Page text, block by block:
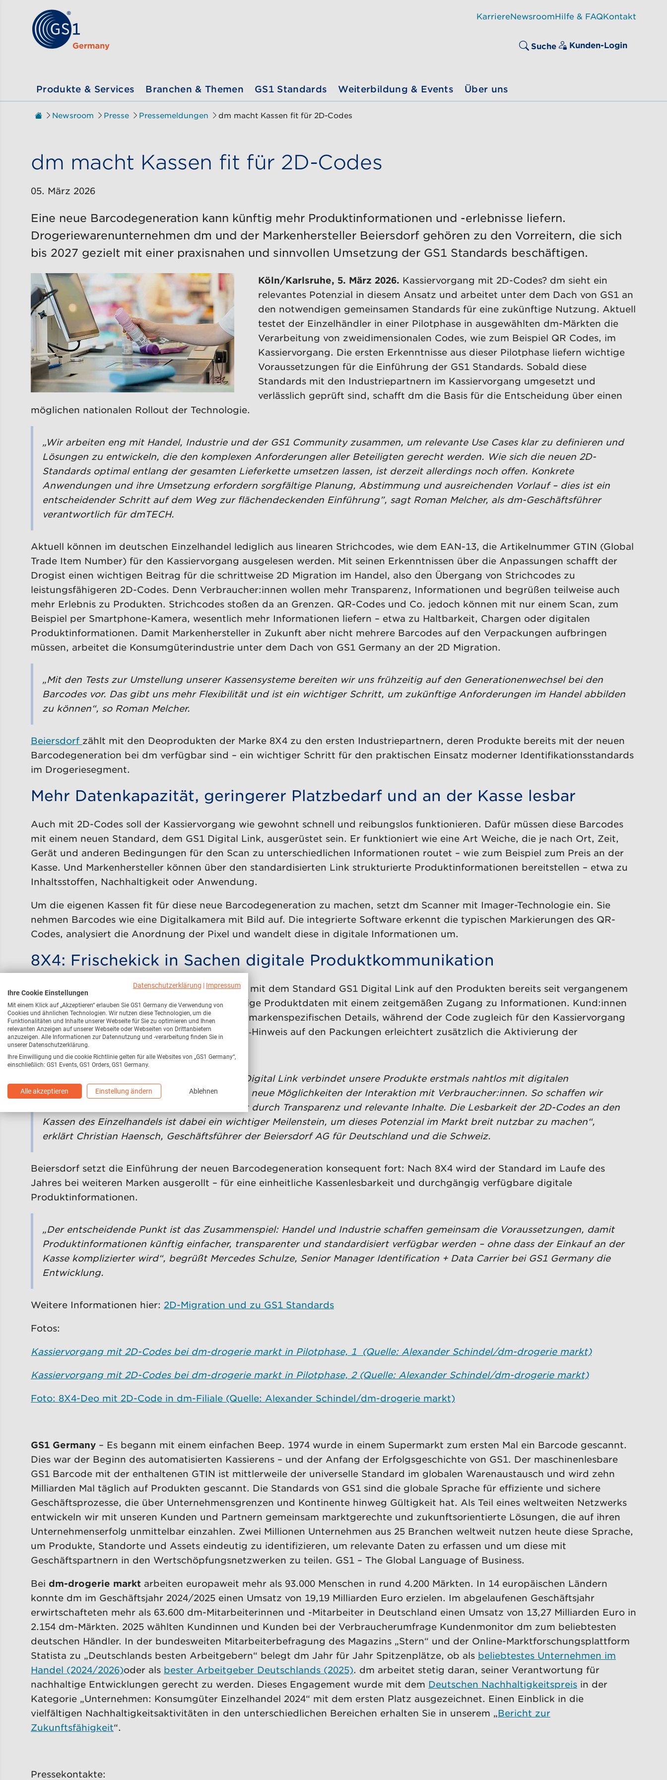
Zum Inhalt gehen
KarriereNewsroomHilfe & FAQKontakt
Suche Kunden-Login
Produkte & Services Branchen & Themen GS1 Standards Weiterbildung & Events Über uns
Sie sind hier:
Zur Startseite
Newsroom Presse Pressemeldungen dm macht Kassen fit für 2D-Codes
dm macht Kassen fit für 2D-Codes
05. März 2026
Eine neue Barcodegeneration kann künftig mehr Produktinformationen und -erlebnisse liefern.
Drogeriewarenunternehmen dm und der Markenhersteller Beiersdorf gehören zu den Vorreitern, die sich
bis 2027 gezielt mit einer praxisnahen und sinnvollen Umsetzung der GS1 Standards beschäftigen.
Köln/Karlsruhe, 5. März 2026. Kassiervorgang mit 2D-Codes? dm sieht ein
relevantes Potenzial in diesem Ansatz und arbeitet unter dem Dach von GS1 an
den notwendigen gemeinsamen Standards für eine zukünftige Nutzung. Aktuell
testet der Einzelhändler in einer Pilotphase in ausgewählten dm-Märkten die
Verarbeitung von zweidimensionalen Codes, wie zum Beispiel QR Codes, im
Kassiervorgang. Die ersten Erkenntnisse aus dieser Pilotphase liefern wichtige
Voraussetzungen für die Einführung der GS1 Standards. Sobald diese
Standards mit den Industriepartnern im Kassiervorgang umgesetzt und
verlässlich geprüft sind, schafft dm die Basis für die Entscheidung über einen
möglichen nationalen Rollout der Technologie.
„Wir arbeiten eng mit Handel, Industrie und der GS1 Community zusammen, um relevante Use Cases klar zu definieren und
Lösungen zu entwickeln, die den komplexen Anforderungen aller Beteiligten gerecht werden. Wie sich die neuen 2D-
Standards optimal entlang der gesamten Lieferkette umsetzen lassen, ist derzeit allerdings noch offen. Konkrete
Anwendungen und ihre Umsetzung erfordern sorgfältige Planung, Abstimmung und ausreichenden Vorlauf – dies ist ein
entscheidender Schritt auf dem Weg zur flächendeckenden Einführung”, sagt Roman Melcher, als dm-Geschäftsführer
verantwortlich für dmTECH.
Aktuell können im deutschen Einzelhandel lediglich aus linearen Strichcodes, wie dem EAN-13, die Artikelnummer GTIN (Global
Trade Item Number) für den Kassiervorgang ausgelesen werden. Mit seinen Erkenntnissen über die Anpassungen schafft der
Drogist einen wichtigen Beitrag für die schrittweise 2D Migration im Handel, also den Übergang von Strichcodes zu
leistungsfähigeren 2D-Codes. Denn Verbraucher:innen wollen mehr Transparenz, Informationen und begrüßen teilweise auch
mehr Erlebnis zu Produkten. Strichcodes stoßen da an Grenzen. QR-Codes und Co. jedoch können mit nur einem Scan, zum
Beispiel per Smartphone-Kamera, wesentlich mehr Informationen liefern – etwa zu Haltbarkeit, Chargen oder digitalen
Produktinformationen. Damit Markenhersteller in Zukunft aber nicht mehrere Barcodes auf den Verpackungen aufbringen
müssen, arbeitet die Konsumgüterindustrie unter dem Dach von GS1 Germany an der 2D Migration.
„Mit den Tests zur Umstellung unserer Kassensysteme bereiten wir uns frühzeitig auf den Generationenwechsel bei den
Barcodes vor. Das gibt uns mehr Flexibilität und ist ein wichtiger Schritt, um zukünftige Anforderungen im Handel abbilden
zu können“, so Roman Melcher.
Beiersdorf zählt mit den Deoprodukten der Marke 8X4 zu den ersten Industriepartnern, deren Produkte bereits mit der neuen
Barcodegeneration bei dm verfügbar sind – ein wichtiger Schritt für den praktischen Einsatz moderner Identifikationsstandards
im Drogeriesegment.
Mehr Datenkapazität, geringerer Platzbedarf und an der Kasse lesbar
Auch mit 2D-Codes soll der Kassiervorgang wie gewohnt schnell und reibungslos funktionieren. Dafür müssen diese Barcodes
mit einem neuen Standard, dem GS1 Digital Link, ausgerüstet sein. Er funktioniert wie eine Art Weiche, die je nach Ort, Zeit,
Gerät und anderen Bedingungen für den Scan zu unterschiedlichen Informationen routet – wie zum Beispiel zum Preis an der
Kasse. Und Markenhersteller können über den standardisierten Link strukturierte Produktinformationen bereitstellen – etwa zu
Inhaltsstoffen, Nachhaltigkeit oder Anwendung.
Um die eigenen Kassen fit für diese neue Barcodegeneration zu machen, setzt dm Scanner mit Imager-Technologie ein. Sie
nehmen Barcodes wie eine Digitalkamera mit Bild auf. Die integrierte Software erkennt die typischen Markierungen des QR-
Codes, analysiert die Anordnung der Pixel und wandelt diese in digitale Informationen um.
8X4: Frischekick in Sachen digitale Produktkommunikation
Beiersdorf bietet für die Marke 8X4 QR-Codes mit dem Standard GS1 Digital Link auf den Produkten bereits seit vergangenem
Jahr im Handel an und verbindet so hochwertige Produktdaten mit einem zeitgemäßen Zugang zu Informationen. Kund:innen
erhalten per Smartphone direkten Zugang zu markenspezifischen Details, während der Code zugleich für den Kassiervorgang
nutzbar bleibt. Ein entsprechender „Scan me“‑Hinweis auf den Packungen erleichtert zusätzlich die Aktivierung der
Verbraucher:innen.
„Der neue GS1 Standard für 2D‑Codes mit Digital Link verbindet unsere Produkte erstmals nahtlos mit digitalen
Informationen und eröffnet unseren Marken neue Möglichkeiten der Interaktion mit Verbraucher:innen. So schaffen wir
bereits am Regal einen spürbaren Mehrwert durch Transparenz und relevante Inhalte. Die Lesbarkeit der 2D-Codes an den
Kassen des Einzelhandels ist dabei ein wichtiger Meilenstein, um dieses Potenzial im Markt breit nutzbar zu machen“,
erklärt Christian Haensch, Geschäftsführer der Beiersdorf AG für Deutschland und die Schweiz.
Beiersdorf setzt die Einführung der neuen Barcodegeneration konsequent fort: Nach 8X4 wird der Standard im Laufe des
Jahres bei weiteren Marken ausgerollt – für eine einheitliche Kassenlesbarkeit und durchgängig verfügbare digitale
Produktinformationen.
„Der entscheidende Punkt ist das Zusammenspiel: Handel und Industrie schaffen gemeinsam die Voraussetzungen, damit
Produktinformationen künftig einfacher, transparenter und standardisiert verfügbar werden – ohne dass der Einkauf an der
Kasse komplizierter wird“, begrüßt Mercedes Schulze, Senior Manager Identification + Data Carrier bei GS1 Germany die
Entwicklung.
Weitere Informationen hier: 2D-Migration und zu GS1 Standards
Fotos:
Kassiervorgang mit 2D-Codes bei dm-drogerie markt in Pilotphase, 1 (Quelle: Alexander Schindel/dm-drogerie markt)
Kassiervorgang mit 2D-Codes bei dm-drogerie markt in Pilotphase, 2 (Quelle: Alexander Schindel/dm-drogerie markt)
Foto: 8X4-Deo mit 2D-Code in dm-Filiale (Quelle: Alexander Schindel/dm-drogerie markt)
GS1 Germany – Es begann mit einem einfachen Beep. 1974 wurde in einem Supermarkt zum ersten Mal ein Barcode gescannt.
Dies war der Beginn des automatisierten Kassierens – und der Anfang der Erfolgsgeschichte von GS1. Der maschinenlesbare
GS1 Barcode mit der enthaltenen GTIN ist mittlerweile der universelle Standard im globalen Warenaustausch und wird zehn
Milliarden Mal täglich auf Produkten gescannt. Die Standards von GS1 sind die globale Sprache für effiziente und sichere
Geschäftsprozesse, die über Unternehmensgrenzen und Kontinente hinweg Gültigkeit hat. Als Teil eines weltweiten Netzwerks
entwickeln wir mit unseren Kunden und Partnern gemeinsam marktgerechte und zukunftsorientierte Lösungen, die auf ihren
Unternehmenserfolg unmittelbar einzahlen. Zwei Millionen Unternehmen aus 25 Branchen weltweit nutzen heute diese Sprache,
um Produkte, Standorte und Assets eindeutig zu identifizieren, um relevante Daten zu erfassen und um diese mit
Geschäftspartnern in den Wertschöpfungsnetzwerken zu teilen. GS1 – The Global Language of Business.
Bei dm-drogerie markt arbeiten europaweit mehr als 93.000 Menschen in rund 4.200 Märkten. In 14 europäischen Ländern
konnte dm im Geschäftsjahr 2024/2025 einen Umsatz von 19,19 Milliarden Euro erzielen. Im abgelaufenen Geschäftsjahr
erwirtschafteten mehr als 63.600 dm-Mitarbeiterinnen und -Mitarbeiter in Deutschland einen Umsatz von 13,27 Milliarden Euro in
2.154 dm-Märkten. 2025 wählten Kundinnen und Kunden bei der Verbraucherumfrage Kundenmonitor dm zum beliebtesten
deutschen Händler. In der bundesweiten Mitarbeiterbefragung des Magazins „Stern“ und der Online-Marktforschungsplattform
Statista zu „Deutschlands besten Arbeitgebern“ belegt dm Jahr für Jahr Spitzenplätze, ob als beliebtestes Unternehmen im
Handel (2024/2026)oder als bester Arbeitgeber Deutschlands (2025). dm arbeitet stetig daran, seiner Verantwortung für
nachhaltige Entwicklungen gerecht zu werden. Dieses Engagement wurde mit dem Deutschen Nachhaltigkeitspreis in der
Kategorie „Unternehmen: Konsumgüter Einzelhandel 2024“ mit dem ersten Platz ausgezeichnet. Einen Einblick in die
vielfältigen Nachhaltigkeitsaktivitäten in den unterschiedlichen Bereichen erhalten Sie in unserem „Bericht zur
Zukunftsfähigkeit“.
Pressekontakte:
Datenschutzerklärung | Impressum
Ihre Cookie Einstellungen
Mit einem Klick auf „Akzeptieren“ erlauben Sie GS1 Germany die Verwendung von
Cookies und ähnlichen Technologien. Wir nutzen diese Technologien, um die
Funktionalitäten und Inhalte unserer Webseite für Sie zu optimieren und Ihnen
relevanten Anzeigen auf unserer Webseite oder Webseiten von Drittanbietern
anzuzeigen. Alle Informationen zur Datennutzung und -verarbeitung finden Sie in
unserer Datenschutzerklärung.
Ihre Einwilligung und die cookie Richtlinie gelten für alle Websites von „GS1 Germany“,
einschließlich: GS1 Events, GS1 Orders, GS1 Germany.
Alle akzeptieren Einstellung ändern Ablehnen